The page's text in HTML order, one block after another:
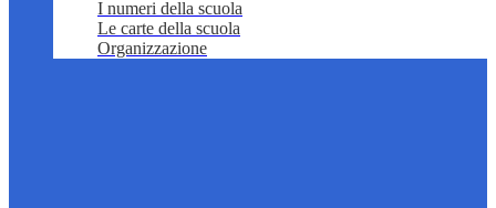
I numeri della scuola
Le carte della scuola
Organizzazione